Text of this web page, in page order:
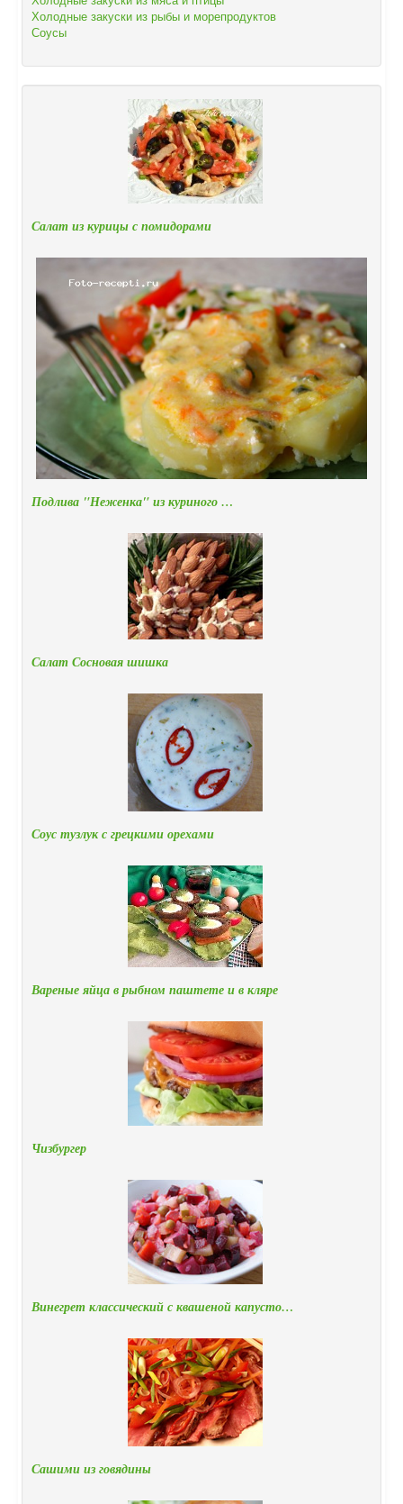
Холодные закуски из рыбы и морепродуктов
Соусы
Салат из курицы с помидорами
Подлива "Неженка" из куриного …
Салат Сосновая шишка
Соус тузлук с грецкими орехами
Вареные яйца в рыбном паштете и в кляре
Чизбургер
Винегрет классический с квашеной капусто…
Сашими из говядины